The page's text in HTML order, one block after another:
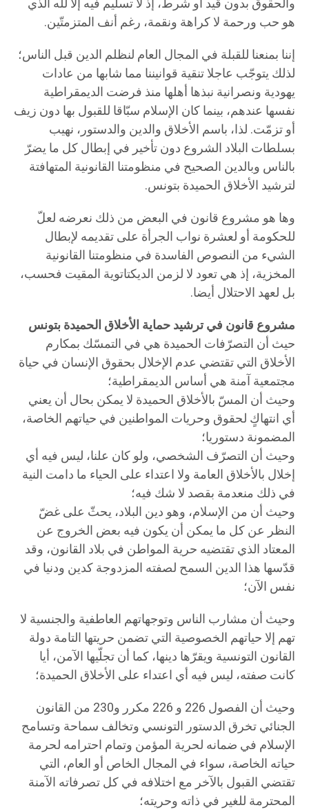
والحقوق بدون قيد أو شرط، إذ لا تسليم فيه إلا لله الذي
هو حب ورحمة لا كراهة ونقمة، رغم أنف المتزمتّين.
إننا بمنعنا للقبلة في المجال العام لنظلم الدين قبل الناس؛
لذلك يتوجّب عاجلا تنقية قوانيننا مما شابها من عادات
يهودية ونصرانية نبذها أهلها منذ فرضت الديمقراطية
نفسها عندهم، بينما كان الإسلام سبّاقا للقبول بها دون زيف
أو تزمّت. لذا، باسم الأخلاق والدين والدستور، نهيب
بسلطات البلاد الشروع دون تأخير في إبطال كل ما يضرّ
بالناس وبالدين الصحيح في منظومتنا القانونية المتهافتة
لترشيد الأخلاق الحميدة بتونس.
وها هو مشروع قانون في البعض من ذلك نعرضه لعلّ
للحكومة أو لعشرة نواب الجرأة على تقديمه لإبطال
الشيء من النصوص الفاسدة في منظومتنا القانونية
المخزية، إذ هي تعود لا لزمن الديكتاتوية المقيت فحسب،
بل لعهد الاحتلال أيضا.
مشروع قانون في ترشيد حماية الأخلاق الحميدة بتونس
حيث أن التصرّفات الحميدة هي في التمسّك بمكارم
الأخلاق التي تقتضي عدم الإخلال بحقوق الإنسان في حياة
مجتمعية آمنة هي أساس الديمقراطية؛
وحيث أن المسّ بالأخلاق الحميدة لا يمكن بحال أن يعني
أي انتهاكٍ لحقوق وحريات المواطنين في حياتهم الخاصة،
المضمونة دستوريا؛
وحيث أن التصرّف الشخصي، ولو كان علنا، ليس فيه أي
إخلال بالأخلاق العامة ولا اعتداء على الحياء ما دامت النية
في ذلك منعدمة بقصد لا شك فيه؛
وحيث أن من الإسلام، وهو دين البلاد، يحثّ على غضّ
النظر عن كل ما يمكن أن يكون فيه بعض الخروج عن
المعتاد الذي تقتضيه حرية المواطن في بلاد القانون، وقد
قدّسها هذا الدين السمح لصفته المزدوجة كدين ودنيا في
نفس الآن؛
وحيث أن مشارب الناس وتوجهاتهم العاطفية والجنسية لا
تهم إلا حياتهم الخصوصية التي تضمن حريتها التامة دولة
القانون التونسية ويقرّها دينها، كما أن تجلّيها الآمن، أيا
كانت صفته، ليس فيه أي اعتداء على الأخلاق الحميدة؛
وحيث أن الفصول 226 و 226 مكرر و230 من القانون
الجنائي تخرق الدستور التونسي وتخالف سماحة وتسامح
الإسلام في ضمانه لحرية المؤمن وتمام احترامه لحرمة
حياته الخاصة، سواء في المجال الخاص أو العام، التي
تقتضي القبول بالآخر مع اختلافه في كل تصرفاته الآمنة
المحترمة للغير في ذاته وحريته؛